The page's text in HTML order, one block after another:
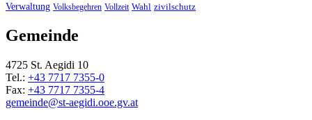
Verwaltung Volksbegehren Vollzeit Wahl zivilschutz
Gemeinde
4725 St. Aegidi 10
Tel.: +43 7717 7355-0
Fax: +43 7717 7355-4
gemeinde@st-aegidi.ooe.gv.at